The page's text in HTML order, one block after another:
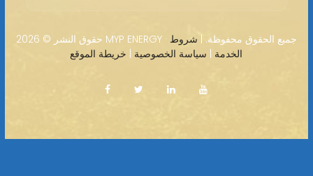
حقوق النشر © 2026 MYP ENERGY · جميع الحقوق محفوظة. | شروط
الخدمة | سياسة الخصوصية | خريطة الموقع